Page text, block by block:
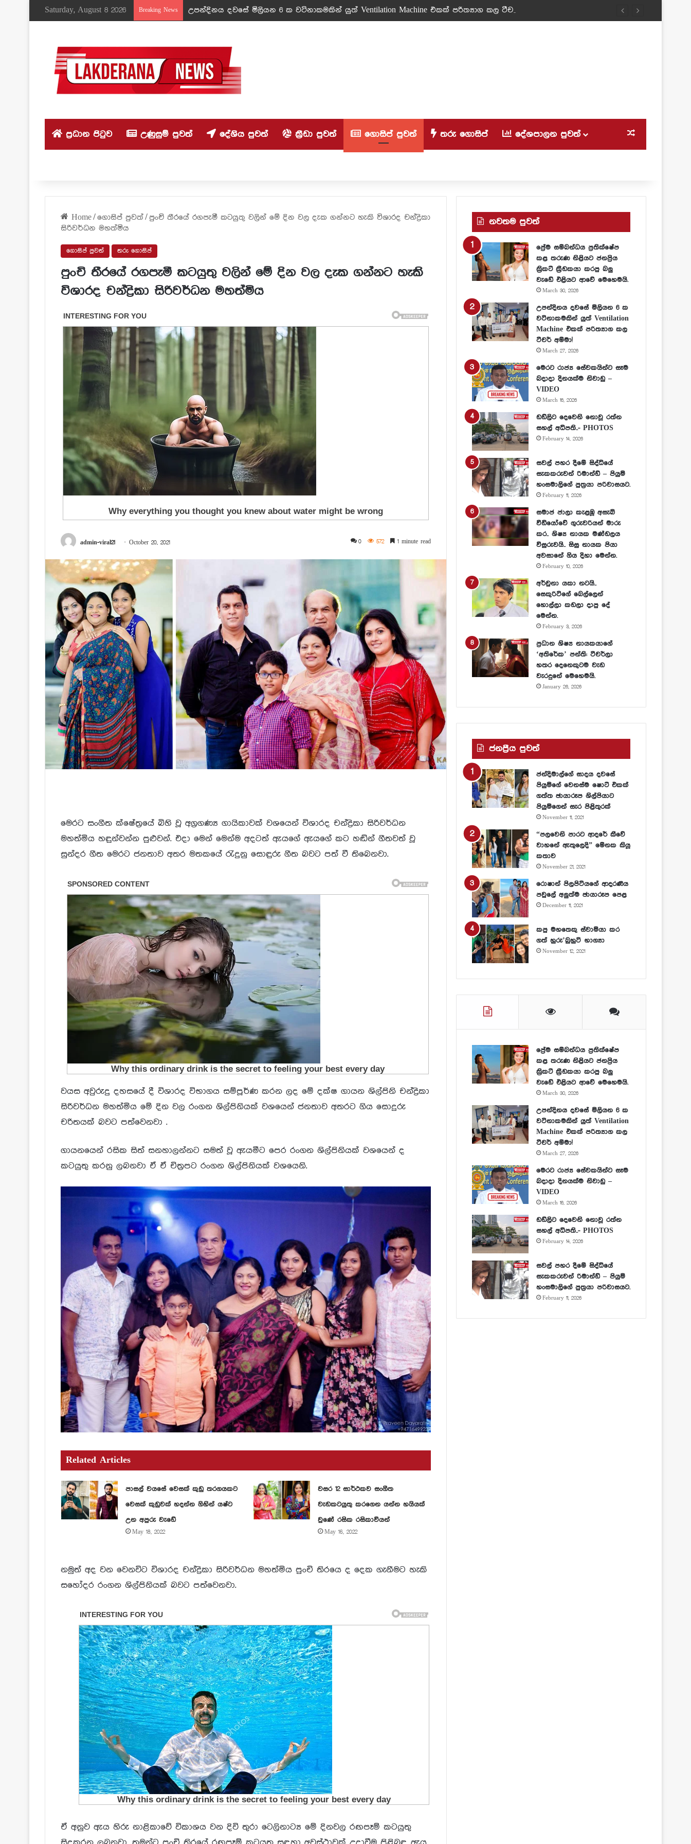
Saturday, August 8 2026 Breaking News උපන්දිනය දවසේ මිලියන 6 ක වටිනාකමකින් යුත් Ventilation Machine එකක් පරිත්‍යාග කල ටීචර් අම්මා!
ප්‍රධාන පිටුව උණුසුම් පුවත් දේශිය පුවත් ක්‍රීඩා පුවත් ගොසිප් පුවත් තරු ගොසිප් දේශපාලන පුවත් Random Article
Home/ගොසිප් පුවත්/පුංචි තීරයේ රගපැමී කටයුතු වලින් මේ දින වල දැක ගන්නට හැකි විශාරද චන්ද්‍රිකා
සිරිවර්ධන මහත්මිය
ගොසිප් පුවත් තරු ගොසිප්
පුංචි තීරයේ රගපැමී කටයුතු වලින් මේ දින වල දැක ගන්නට හැකි
විශාරද චන්ද්‍රිකා සිරිවර්ධන මහත්මිය
admin-viral21 October 20, 2021 0 572 1 minute read
මෙරට සංගීත ක්ෂේත්‍රයේ බිහි වූ අග්‍රගණ්‍ය ගායිකාවක් වශයෙන් විශාරද චන්ද්‍රිකා සිරිවර්ධන
මහත්මිය හඳුන්වන්න පුළුවන්. එදා මෙන් මෙන්ම අදටත් ඇයගේ ඇයගේ කට හඬින් ගීතවත් වූ
සුන්දර ගීත මෙරට ජනතාව අතර මතකයේ රැදුනු සොඳුරු ගීත බවට පත් වී තිබෙනවා.
වයස අවුරුදු දහසයේ දී විශාරද විභාගය සම්පූර්ණ කරන ලද මේ දක්ෂ ගායන ශිල්පිනි චන්ද්‍රිකා
සිරිවර්ධන මහත්මිය මේ දින වල රංගන ශිල්පිනියක් වශයෙන් ජනතාව අතරට ගිය සොදුරු
චරිතයක් බවට පත්වෙනවා .
ගායනයෙන් රසික සිත් සනහාලන්නට සමත් වූ ඇයමීට පෙර රංගන ශිල්පිනියක් වශයෙන් ද
කටයුතු කරනු ලබනවා ඒ ඒ චිත්‍රපට රංගන ශිල්පිනියක් වශයෙනි.
Related Articles
පාසල් වයසේ වෙසක් කුඩු තරගයකට
වෙසක් කුඩුවක් හදන්න ගිහින් යෂ්ට
උන අපුරු වැඩේ
May 18, 2022
වසර 12 සාර්ථකව සංගීත
වැඩකටයුතු කරගෙන යන්න හයියක්
වුණේ රසික රසිකාවියන්
May 16, 2022
නමුත් අද වන වෙනවිට විශාරද චන්ද්‍රිකා සිරිවර්ධන මහත්මිය පුංචි තිරයෙ ද දෙක ගැනීමට හැකි
සහෝදර රංගන ශිල්පිනියක් බවට පත්වෙනවා.
ඒ අනුව ඇය හිරු නාළිකාවේ විකාශය වන දිවි තුරා ටෙලිනාට්‍ය මේ දිනවල රඟපෑම් කටයුතු
නවතම පුවත්
ප්‍රේම සම්බන්ධය ප්‍රතික්ෂේප
කළ තරුණ නිළියට ජනප්‍රිය
ක්‍රිකට් ක්‍රීඩකයා කරපු බලු
වැඩේ එළියට ආවේ මෙහෙමයි.
March 30, 2026
උපන්දිනය දවසේ මිලියන 6 ක
වටිනාකමකින් යුත් Ventilation
Machine එකක් පරිත්‍යාග කල
ටීචර් අම්මා!
March 27, 2026
මෙරට රාජ්‍ය සේවකයින්ට සෑම
බදාදා දිනයක්ම නිවාඩු –
VIDEO
March 16, 2026
ඩඩ්ලිට දෙවෙනි නොවූ රත්න
සහල් අධිපති..- PHOTOS
February 14, 2026
සවල් පහර දීමේ සිද්ධියේ
සැකකරුවන් රිමාන්ඩ් – පියුමි
හංසමාලිගේ පුත්‍රයා පරිවාසයට.
February 11, 2026
සමාජ ජාලා කැළඹූ අසැබි
වීඩියෝවේ ගුරුවරියන් මාරු
කර.. ශිෂ්‍ය නායක මණ්ඩලය
විසුරුවයි.. සිසු නායක පියා
අවසානේ ගිය දිහා මෙන්න.
February 10, 2026
අර්චුනා යකා නටයි..
සෙකුරිටිගේ බෙල්ලෙන්
හොල්ලා කඩලා දාපු දේ
මෙන්න.
February 3, 2026
ප්‍රධාන ශිෂ්‍ය නායකයාගේ
‘අතිරේක’ පන්ති: ටීචර්ලා
හතර දෙනෙකුටම වැඩ
වැරදුනේ මෙහෙමයි.
January 26, 2026
ජනප්‍රීය පුවත්
ජන්දිමාල්ගේ සාදය දවසේ
පියුමිගේ වෙනස්ම ෂොට් එකක්
ගත්ත ඡායාරූප ශිල්පියාට
පියුමිගෙන් සැර පිළිතුරක්
November 11, 2021
“පලවෙනි පාරට ආදරේ කීවේ
වාහනේ ඇතුලෙදි” මේනක කියූ
කතාව
November 21, 2021
රොෂාන් පිලපිටියගේ ආදරණීය
පවුලේ අලුත්ම ඡායාරූප පෙළ
December 11, 2021
කපු මහතෙකු ස්වාමියා කර
ගත් හුරු’බුහුටි භාග්‍යා
November 12, 2021
ප්‍රේම සම්බන්ධය ප්‍රතික්ෂේප
කළ තරුණ නිළියට ජනප්‍රිය
ක්‍රිකට් ක්‍රීඩකයා කරපු බලු
වැඩේ එළියට ආවේ මෙහෙමයි.
March 30, 2026
උපන්දිනය දවසේ මිලියන 6 ක
වටිනාකමකින් යුත් Ventilation
Machine එකක් පරිත්‍යාග කල
ටීචර් අම්මා!
March 27, 2026
මෙරට රාජ්‍ය සේවකයින්ට සෑම
බදාදා දිනයක්ම නිවාඩු –
VIDEO
March 16, 2026
ඩඩ්ලිට දෙවෙනි නොවූ රත්න
සහල් අධිපති..- PHOTOS
February 14, 2026
සවල් පහර දීමේ සිද්ධියේ
සැකකරුවන් රිමාන්ඩ් – පියුමි
හංසමාලිගේ පුත්‍රයා පරිවාසයට.
February 11, 2026